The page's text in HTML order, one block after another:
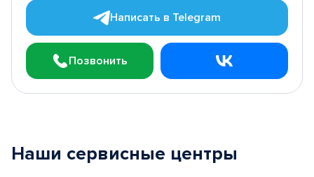
Написать в Telegram
Позвонить
Наши сервисные центры